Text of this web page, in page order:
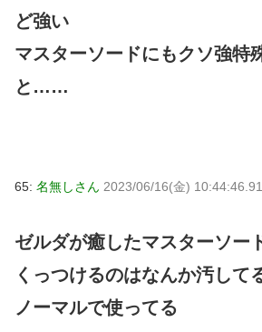
ど強い
マスターソードにもクソ強特
と……
65: 名無しさん 2023/06/16(金)
ゼルダが癒したマスターソー
くっつけるのはなんか汚して
ノーマルで使ってる